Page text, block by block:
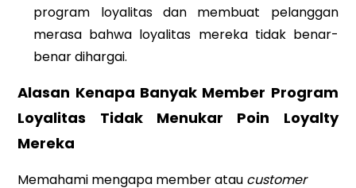
program loyalitas dan membuat pelanggan
merasa bahwa loyalitas mereka tidak benar-
benar dihargai.
Alasan Kenapa Banyak Member Program
Loyalitas Tidak Menukar Poin Loyalty
Mereka
Memahami mengapa member atau customer